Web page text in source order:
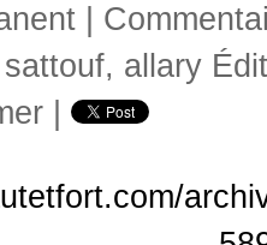
, allary